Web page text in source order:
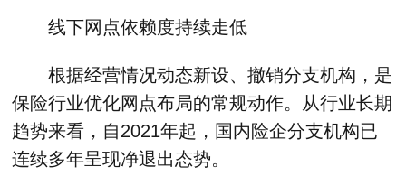
线下网点依赖度持续走低
根据经营情况动态新设、撤销分支机构，是
保险行业优化网点布局的常规动作。从行业长期
趋势来看，自2021年起，国内险企分支机构已
连续多年呈现净退出态势。